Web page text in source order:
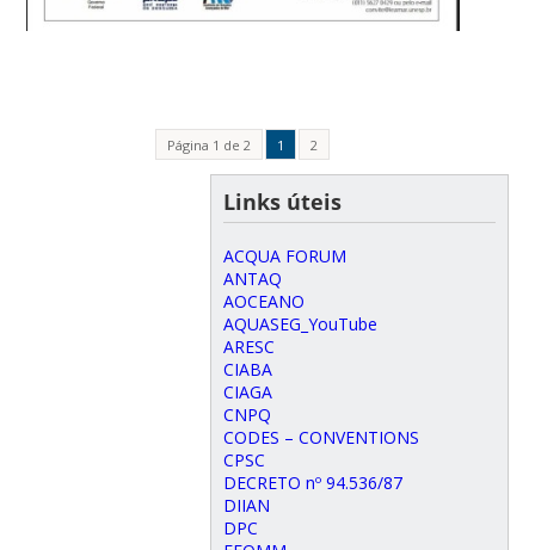
Página 1 de 2 1 2
Links úteis
ACQUA FORUM
ANTAQ
AOCEANO
AQUASEG_YouTube
ARESC
CIABA
CIAGA
CNPQ
CODES – CONVENTIONS
CPSC
DECRETO nº 94.536/87
DIIAN
DPC